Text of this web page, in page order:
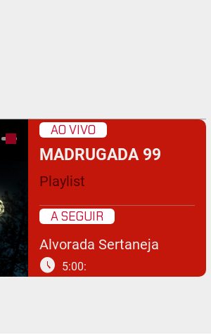
AO VIVO
MADRUGADA 99
Playlist
A SEGUIR
Alvorada Sertaneja
schedule 5:00: